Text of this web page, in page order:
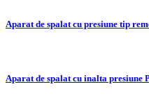
Aparat de spalat cu presiune tip
Aparat de spalat cu inalta presiune